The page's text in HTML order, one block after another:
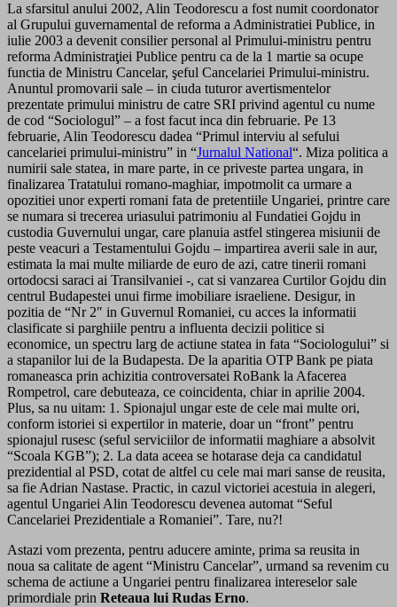
La sfarsitul anului 2002, Alin Teodorescu a fost numit coordonator
al Grupului guvernamental de reforma a Administratiei Publice, in
iulie 2003 a devenit consilier personal al Primului-ministru pentru
reforma Administraţiei Publice pentru ca de la 1 martie sa ocupe
functia de Ministru Cancelar, şeful Cancelariei Primului-ministru.
Anuntul promovarii sale – in ciuda tuturor avertismentelor
prezentate primului ministru de catre SRI privind agentul cu nume
de cod “Sociologul” – a fost facut inca din februarie. Pe 13
februarie, Alin Teodorescu dadea “Primul interviu al sefului
cancelariei primului-ministru” in “Jurnalul National“. Miza politica a
numirii sale statea, in mare parte, in ce priveste partea ungara, in
finalizarea Tratatului romano-maghiar, impotmolit ca urmare a
opozitiei unor experti romani fata de pretentiile Ungariei, printre care
se numara si trecerea uriasului patrimoniu al Fundatiei Gojdu in
custodia Guvernului ungar, care planuia astfel stingerea misiunii de
peste veacuri a Testamentului Gojdu – impartirea averii sale in aur,
estimata la mai multe miliarde de euro de azi, catre tinerii romani
ortodocsi saraci ai Transilvaniei -, cat si vanzarea Curtilor Gojdu din
centrul Budapestei unui firme imobiliare israeliene. Desigur, in
pozitia de “Nr 2″ in Guvernul Romaniei, cu acces la informatii
clasificate si parghiile pentru a influenta decizii politice si
economice, un spectru larg de actiune statea in fata “Sociologului” si
a stapanilor lui de la Budapesta. De la aparitia OTP Bank pe piata
romaneasca prin achizitia controversatei RoBank la Afacerea
Rompetrol, care debuteaza, ce coincidenta, chiar in aprilie 2004.
Plus, sa nu uitam: 1. Spionajul ungar este de cele mai multe ori,
conform istoriei si expertilor in materie, doar un “front” pentru
spionajul rusesc (seful serviciilor de informatii maghiare a absolvit
“Scoala KGB”); 2. La data aceea se hotarase deja ca candidatul
prezidential al PSD, cotat de altfel cu cele mai mari sanse de reusita,
sa fie Adrian Nastase. Practic, in cazul victoriei acestuia in alegeri,
agentul Ungariei Alin Teodorescu devenea automat “Seful
Cancelariei Prezidentiale a Romaniei”. Tare, nu?!
Astazi vom prezenta, pentru aducere aminte, prima sa reusita in
noua sa calitate de agent “Ministru Cancelar”, urmand sa revenim cu
schema de actiune a Ungariei pentru finalizarea intereselor sale
primordiale prin Reteaua lui Rudas Erno.